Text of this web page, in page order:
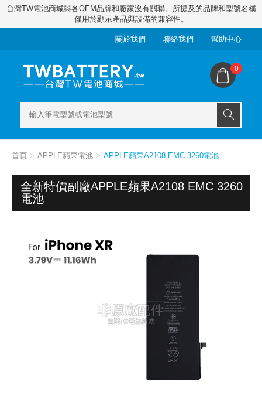
台灣TW電池商城與各OEM品牌和廠家沒有關聯。所提及的品牌和型號名稱
僅用於顯示產品與設備的兼容性。
關於我們 聯絡我們 幫助中心
0
首頁 APPLE蘋果電池 APPLE蘋果A2108 EMC 3260電池
全新特價副廠APPLE蘋果A2108 EMC 3260
電池